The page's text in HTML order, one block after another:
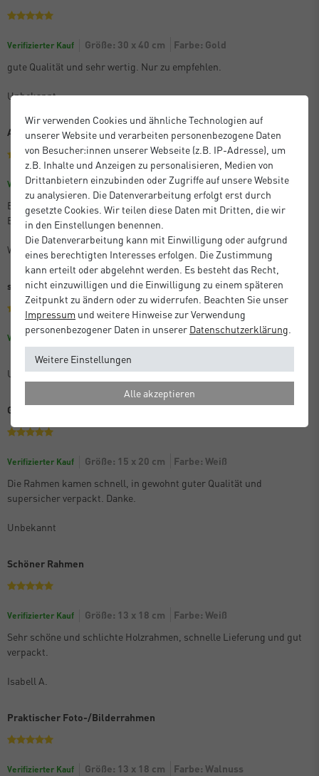
Verifizierter Kauf Größe: 30 x 40 cm
Farbe: Gold
gute Qualität und sehr wertig. Nur zu empfehlen.
Unbekannt
Alles gut.
Verifizierter Kauf Größe: 15 x 20 cm
Farbe: Schwarz
Beratung vor der Bestellung war super. Ebenso die gelieferten
Bilderrahmen.
Wolfgang S.
sehr gute Qualität, zuverlässige Lieferung!
Verifizierter Kauf Farbe: Dunkelblau Größe: 30 x 30 cm
Unbekannt
Gute Qualtität
Verifizierter Kauf Größe: 15 x 20 cm
Farbe: Weiß
Die Rahmen kamen schnell, in gewohnt guter Qualität und
supersicher verpackt. Danke.
Unbekannt
Schöner Rahmen
Verifizierter Kauf Größe: 13 x 18 cm
Farbe: Weiß
Sehr schöne und schlichte Holzrahmen, schnelle Lieferung und gut
verpackt.
Isabell A.
Praktischer Foto-/Bilderrahmen
Verifizierter Kauf Größe: 13 x 18 cm
Farbe: Walnuss
Wir verwenden Cookies und ähnliche Technologien auf
unserer Website und verarbeiten personenbezogene Daten
von Besucher:innen unserer Webseite (z.B. IP-Adresse), um
z.B. Inhalte und Anzeigen zu personalisieren, Medien von
Drittanbietern einzubinden oder Zugriffe auf unsere Website
zu analysieren. Die Datenverarbeitung erfolgt erst durch
gesetzte Cookies. Wir teilen diese Daten mit Dritten, die wir
in den Einstellungen benennen.
Die Datenverarbeitung kann mit Einwilligung oder aufgrund
eines berechtigten Interesses erfolgen. Die Zustimmung
kann erteilt oder abgelehnt werden. Es besteht das Recht,
nicht einzuwilligen und die Einwilligung zu einem späteren
Zeitpunkt zu ändern oder zu widerrufen. Beachten Sie unser
Impressum und weitere Hinweise zur Verwendung
personenbezogener Daten in unserer Daten­schutz­erklärung
Weitere Einstellungen
Alle akzeptieren